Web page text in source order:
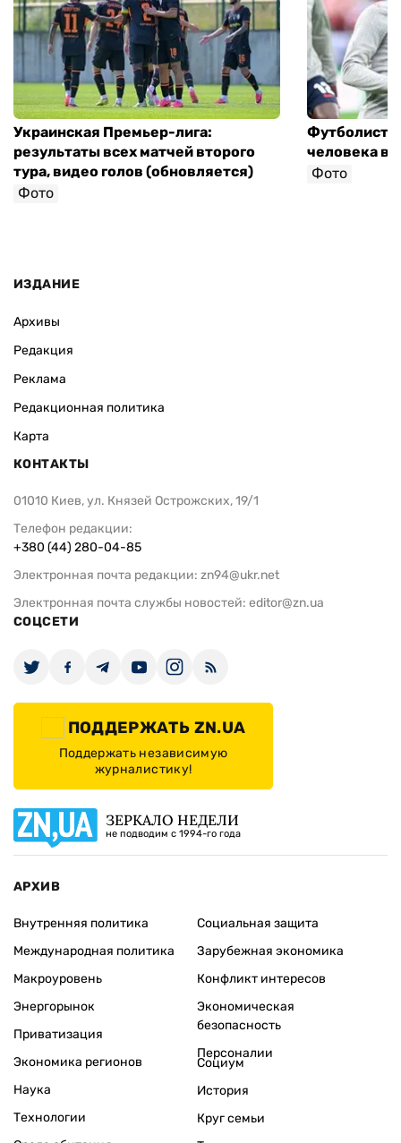
Украинская Премьер-лига:
результаты всех матчей второго
тура, видео голов (обновляется)
Фото
Футболист
человека в
Фото
ИЗДАНИЕ
Архивы
Редакция
Реклама
Редакционная политика
Карта
КОНТАКТЫ
01010 Киев, ул. Князей Острожских, 19/1
Телефон редакции:
+380 (44) 280-04-85
Электронная почта редакции: zn94@ukr.net
Электронная почта службы новостей: editor@zn.ua
СОЦСЕТИ
ПОДДЕРЖАТЬ ZN.UA
Поддержать независимую
журналистику!
ЗЕРКАЛО НЕДЕЛИ
не подводим с 1994-го года
АРХИВ
Внутренняя политика
Международная политика
Макроуровень
Энергорынок
Приватизация
Экономика регионов
Социальная защита
Зарубежная экономика
Конфликт интересов
Экономическая
безопасность
Персоналии
Наука
Технологии
Социум
История
Круг семьи